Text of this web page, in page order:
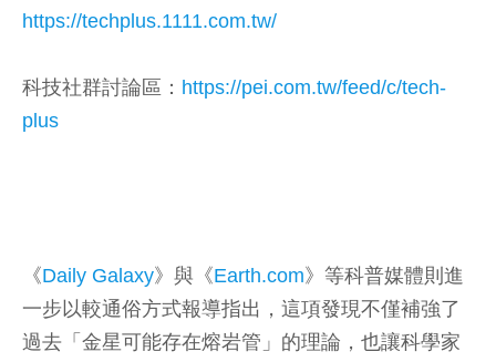
https://techplus.1111.com.tw/
科技社群討論區： https://pei.com.tw/feed/c/tech-
plus
《Daily Galaxy》與《Earth.com》等科普媒體則進
一步以較通俗方式報導指出，這項發現不僅補強了
過去「金星可能存在熔岩管」的理論，也讓科學家